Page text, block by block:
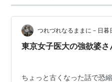
つれづれなるままに－日暮
東京女子医大の強欲婆
ちょっと古くなった話で恐